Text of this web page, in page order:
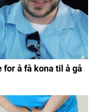
å få kona til å gå